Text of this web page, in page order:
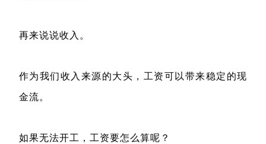
再来说说收入。
作为我们收入来源的大头，工资可以带来稳定的现
金流。
如果无法开工，工资要怎么算呢？